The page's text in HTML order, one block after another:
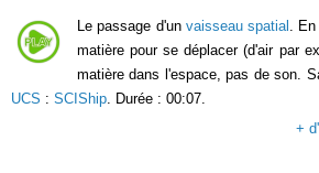
Le passage d'un vaisseau spatial
.
matière pour se déplacer (d'air par
matière dans l'espace, pas de son.
UCS : SCIShip . Durée : 00:07.
+